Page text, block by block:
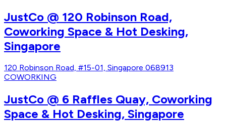
JustCo @ 120 Robinson Road,
Coworking Space & Hot Desking,
Singapore
120 Robinson Road, #15-01, Singapore 068913
COWORKING
JustCo @ 6 Raffles Quay, Coworking
Space & Hot Desking, Singapore